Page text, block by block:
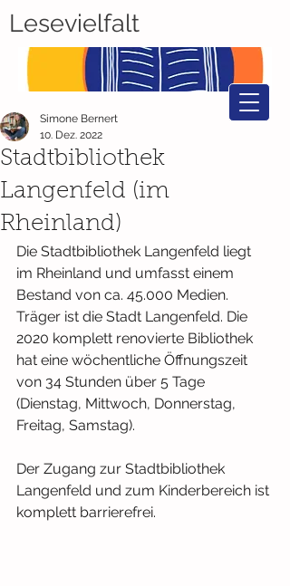
Lesevielfalt
Stadtbibliothek
Langenfeld (im
Rheinland)
Simone Bernert
10. Dez. 2022
Die Stadtbibliothek Langenfeld liegt
im Rheinland und umfasst einem
Bestand von ca. 45.000 Medien.
Träger ist die Stadt Langenfeld. Die
2020 komplett renovierte Bibliothek
hat eine wöchentliche Öffnungszeit
von 34 Stunden über 5 Tage
(Dienstag, Mittwoch, Donnerstag,
Freitag, Samstag).
Der Zugang zur Stadtbibliothek
Langenfeld und zum Kinderbereich ist
komplett barrierefrei.